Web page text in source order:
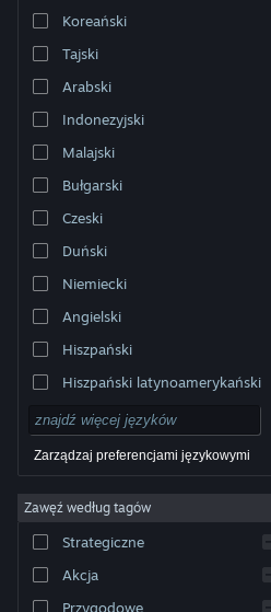
Pobierz aplikację mobilną Steam
Wersja przeglądarkowa
© Valve Corporation. Wszelkie prawa zastrzeżone.
właścicieli w Stanach Zjednoczonych i innych
dostępu
Umowa użytkownika Steam
pieniędzy |Ciasteczka
Koreański
Tajski
Arabski
Indonezyjski
Malajski
Bułgarski
Czeski
Duński
Niemiecki
Angielski
Hiszpański
Hiszpański latynoamerykański
Zarządzaj preferencjami językowymi
Zawęź według tagów
Strategiczne
Akcja
Przygodowe